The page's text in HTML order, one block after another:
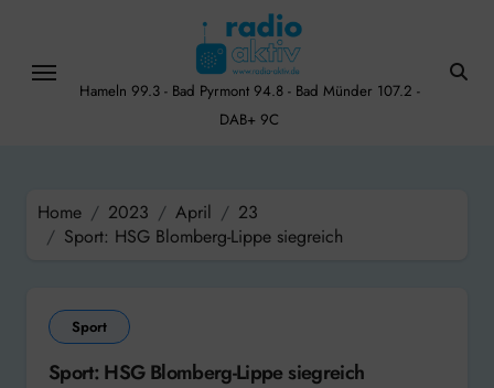
content
Hameln 99.3 - Bad Pyrmont 94.8 - Bad Münder 107.2 -
DAB+ 9C
Home 2023 April
23
Sport: HSG Blomberg-Lippe siegreich
Sport
Sport: HSG Blomberg-Lippe siegreich